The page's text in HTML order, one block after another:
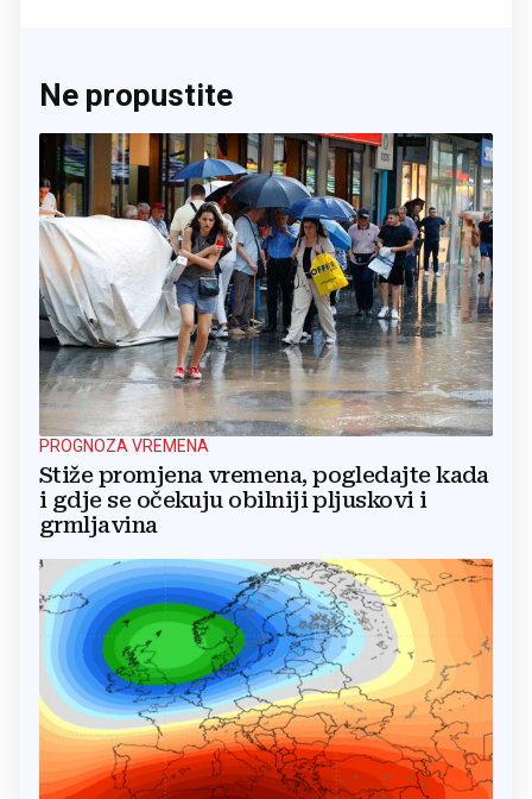
Ne propustite
PROGNOZA VREMENA
Stiže promjena vremena, pogledajte kada
i gdje se očekuju obilniji pljuskovi i
grmljavina